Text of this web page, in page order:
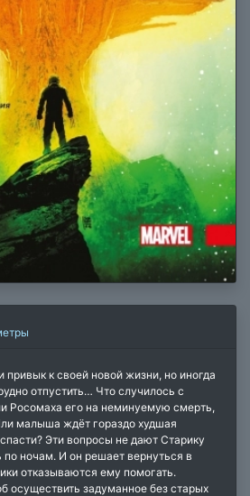
привык к своей новой жизни, но иногда
отпустить… Что случилось с
Росомаха его на неминуемую смерть,
малыша ждёт гораздо худшая
Эти вопросы не дают Старику
по ночам. И он решает вернуться в
отказываются ему помогать.
осуществить задуманное без старых